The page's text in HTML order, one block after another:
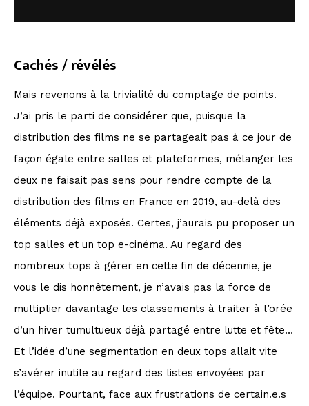
Cachés / révélés
Mais revenons à la trivialité du comptage de points.
J’ai pris le parti de considérer que, puisque la
distribution des films ne se partageait pas à ce jour de
façon égale entre salles et plateformes, mélanger les
deux ne faisait pas sens pour rendre compte de la
distribution des films en France en 2019, au-delà des
éléments déjà exposés. Certes, j’aurais pu proposer un
top salles et un top e-cinéma. Au regard des
nombreux tops à gérer en cette fin de décennie, je
vous le dis honnêtement, je n’avais pas la force de
multiplier davantage les classements à traiter à l’orée
d’un hiver tumultueux déjà partagé entre lutte et fête…
Et l’idée d’une segmentation en deux tops allait vite
s’avérer inutile au regard des listes envoyées par
l’équipe. Pourtant, face aux frustrations de certain.e.s